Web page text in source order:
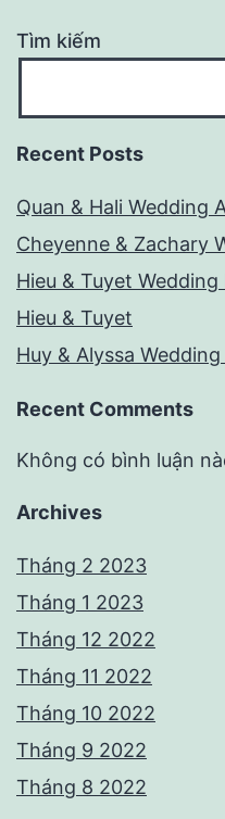
Tìm kiếm
Recent Posts
Quan & Hali Wedding
Cheyenne & Zachary
Hieu & Tuyet
Hieu & Tuyet
Huy & Alyssa
Recent Comments
Không có bình luận
Archives
Tháng 2 2023
Tháng 1 2023
Tháng 12 2022
Tháng 11 2022
Tháng 10 2022
Tháng 9 2022
Tháng 8 2022